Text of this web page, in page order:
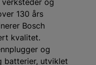
og
130 års
Bosch
kvalitet.
og
batterier, utviklet